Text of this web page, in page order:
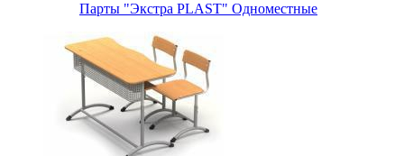
Парты "Экстра PLAST" Одноместные